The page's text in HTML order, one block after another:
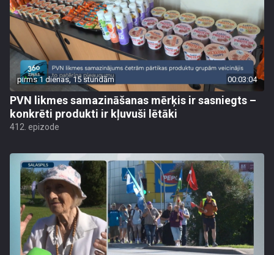
pirms 1 dienas, 15 stundām 00:03:04
PVN likmes samazināšanas mērķis ir sasniegts –
konkrēti produkti ir kļuvuši lētāki
412. epizode